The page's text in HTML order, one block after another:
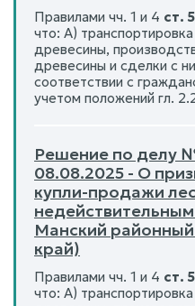
Правилами чч. 1 и 4 ст.
что: А)
древесины,
древесины и сделки с
соответствии с
учетом положений гл.
Решение по делу
08.08.2025 - О
купли-продажи
Манский
край)
Правилами чч. 1 и 4 ст.
что: А)